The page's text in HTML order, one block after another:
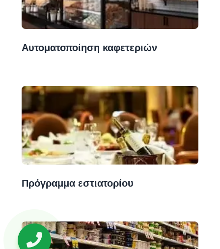
Αυτοματοποίηση καφετεριών
Πρόγραμμα εστιατορίου